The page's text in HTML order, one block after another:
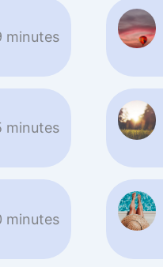
minutes
minutes
minutes